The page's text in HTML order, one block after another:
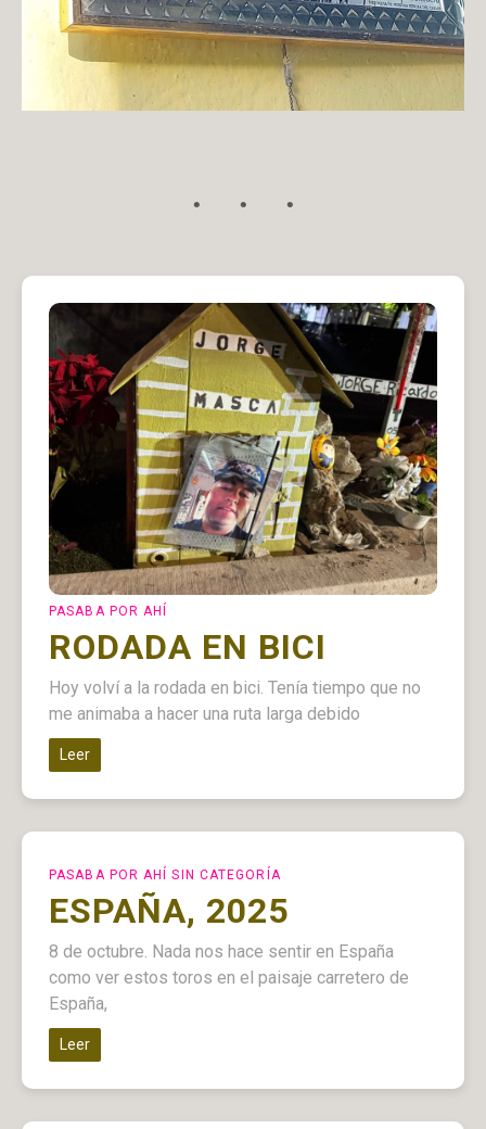
PASABA POR AHÍ
RODADA EN BICI
Hoy volví a la rodada en bici. Tenía tiempo que no
me animaba a hacer una ruta larga debido
Leer
PASABA POR AHÍ SIN CATEGORÍA
ESPAÑA, 2025
8 de octubre. Nada nos hace sentir en España
como ver estos toros en el paisaje carretero de
España,
Leer